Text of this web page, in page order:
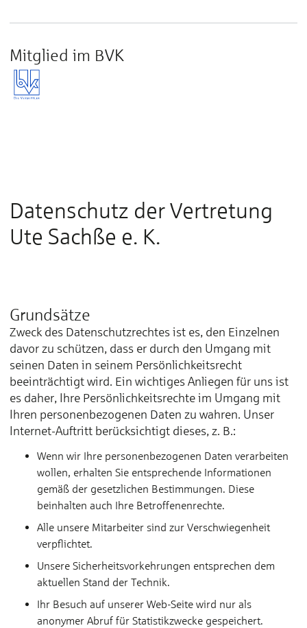
Mitglied im BVK
Datenschutz der Vertretung
Ute Sachße e. K.
Grundsätze
Zweck des Datenschutzrechtes ist es, den Einzelnen
davor zu schützen, dass er durch den Umgang mit
seinen Daten in seinem Persönlichkeitsrecht
beeinträchtigt wird. Ein wichtiges Anliegen für uns ist
es daher, Ihre Persönlichkeitsrechte im Umgang mit
Ihren personenbezogenen Daten zu wahren. Unser
Internet-Auftritt berücksichtigt dieses, z. B.:
Wenn wir Ihre personenbezogenen Daten verarbeiten
wollen, erhalten Sie entsprechende Informationen
gemäß der gesetzlichen Bestimmungen. Diese
beinhalten auch Ihre Betroffenenrechte.
Alle unsere Mitarbeiter sind zur Verschwiegenheit
verpflichtet.
Unsere Sicherheitsvorkehrungen entsprechen dem
aktuellen Stand der Technik.
Ihr Besuch auf unserer Web-Seite wird nur als
anonymer Abruf für Statistikzwecke gespeichert.